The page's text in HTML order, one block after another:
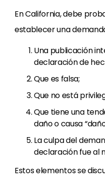
En California, debe
establecer una
Una publicación
declaración de
Que es falsa;
Que no está
Que tiene una
daño o causa
La culpa del
declaración fue al
Estos elementos se